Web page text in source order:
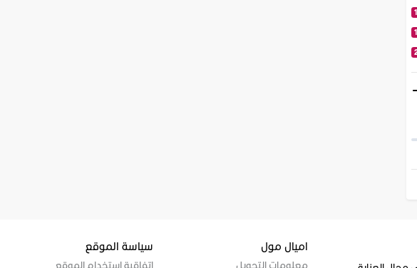
1
1
1
1
اميال مول
معلومات التحويل
سياسة الموقع
إتفاقية إستخدام الموقع